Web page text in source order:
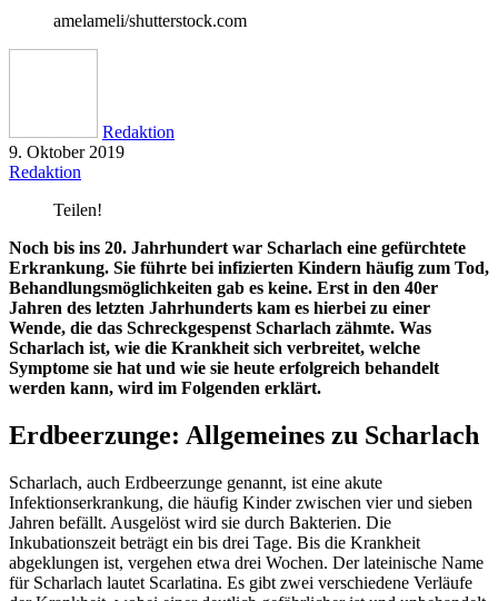
amelameli/shutterstock.com
Redaktion
9. Oktober 2019
Redaktion
Teilen!
Noch bis ins 20. Jahrhundert war Scharlach eine gefürchtete
Erkrankung. Sie führte bei infizierten Kindern häufig zum Tod,
Behandlungsmöglichkeiten gab es keine. Erst in den 40er
Jahren des letzten Jahrhunderts kam es hierbei zu einer
Wende, die das Schreckgespenst Scharlach zähmte. Was
Scharlach ist, wie die Krankheit sich verbreitet, welche
Symptome sie hat und wie sie heute erfolgreich behandelt
werden kann, wird im Folgenden erklärt.
Erdbeerzunge: Allgemeines zu Scharlach
Scharlach, auch Erdbeerzunge genannt, ist eine akute
Infektionserkrankung, die häufig Kinder zwischen vier und sieben
Jahren befällt. Ausgelöst wird sie durch Bakterien. Die
Inkubationszeit beträgt ein bis drei Tage. Bis die Krankheit
abgeklungen ist, vergehen etwa drei Wochen. Der lateinische Name
für Scharlach lautet Scarlatina. Es gibt zwei verschiedene Verläufe